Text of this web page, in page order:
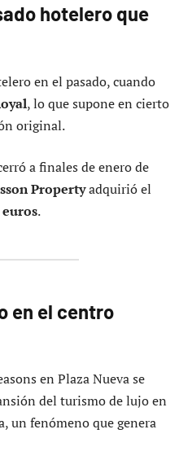
hotelero que
en el pasado, cuando
, lo que supone en cierto
original.
a finales de enero de
Propertyadquirió el
.
en el centro
en Plaza Nueva se
del turismo de lujo en
un fenómeno que genera